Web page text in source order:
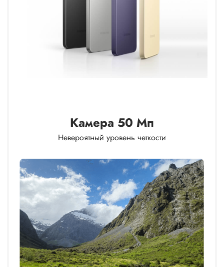
Камера 50 Мп
Невероятный уровень четкости